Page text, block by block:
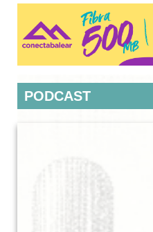
PODCAST